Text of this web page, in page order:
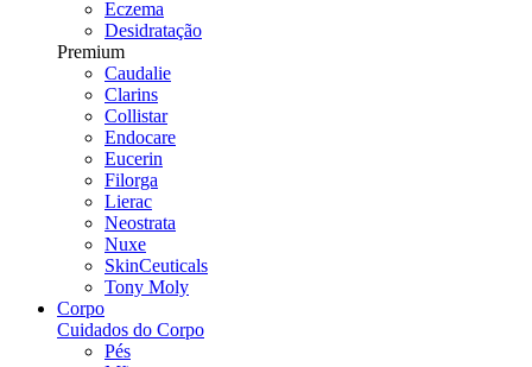
Eczema
Desidratação
Premium
Caudalie
Clarins
Collistar
Endocare
Eucerin
Filorga
Lierac
Neostrata
Nuxe
SkinCeuticals
Tony Moly
Corpo
Cuidados do Corpo
Pés